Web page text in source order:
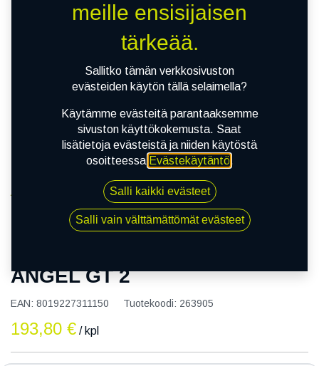
120/70R19 60V PIRELLI ANGEL GT 2
ANGEL GT 2
EAN: 8019227311150 Tuotekoodi: 263905
193,80 € / kpl
meille ensisijaisen
tärkeää.
Sallitko tämän verkkosivuston
evästeiden käytön tällä selaimella?
Käytämme evästeitä parantaaksemme
sivuston käyttökokemusta. Saat
lisätietoja evästeistä ja niiden käytöstä
osoitteessa Evästekäytäntö.
Salli kaikki evästeet
Salli vain välttämättömät evästeet